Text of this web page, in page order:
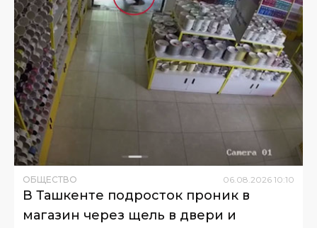
ОБЩЕСТВО 06 08 2026 10:10
В Ташкенте подросток проник в
магазин через щель в двери и